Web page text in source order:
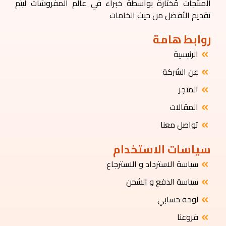
المنتجات مُختارة بواسطة خبراء في عالم المفروشات ليتم
تقديم الأفضل من حيث الخامات
روابط هامة
الرئيسية
عن الشركة
المتجر
المقالات
تواصل معنا
سياسات الاستخدام
سياسة الاسترداد و الاسترجاع
سياسة الدفع و الشحن
لوحة حسابي
فروعنا